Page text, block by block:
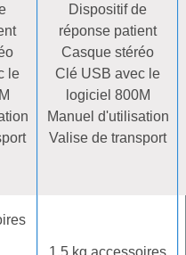
le
Dispositif de
réponse patient
Casque stéréo
Clé USB avec le
logiciel 800M
Manuel d'utilisation
Valise de transport
1,5 kg accessoires